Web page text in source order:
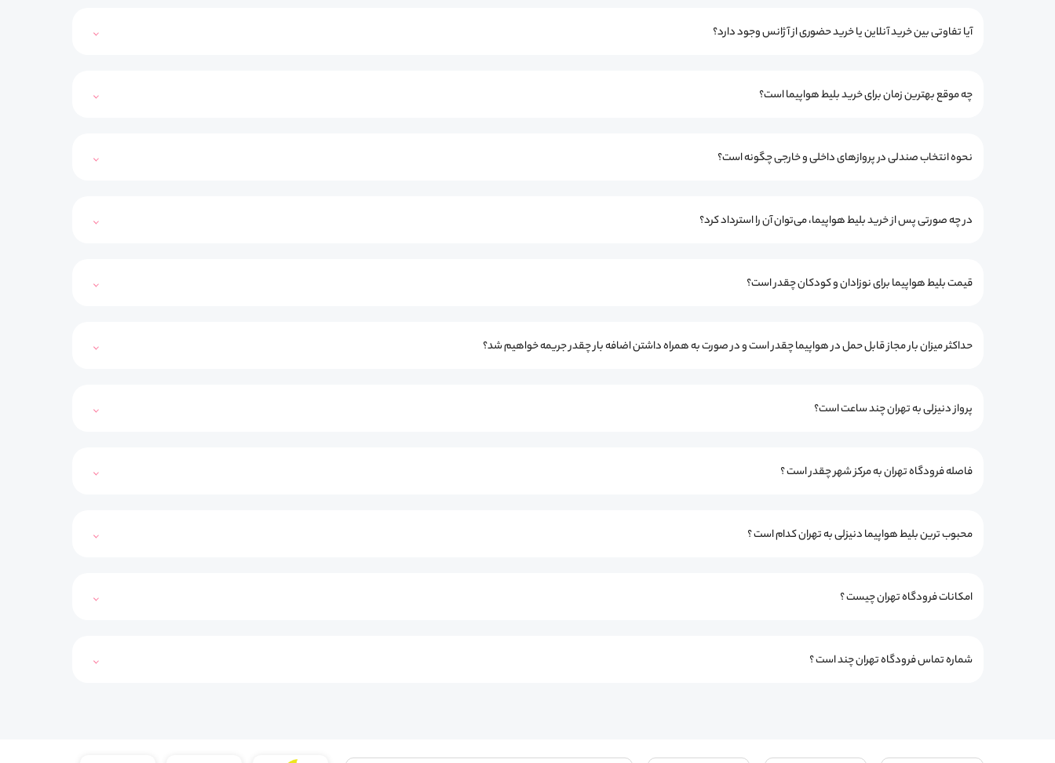
آیا تفاوتی بین خرید آنلاین یا خرید حضوری از آژانس وجود دارد؟
چه موقع بهترین زمان برای خرید بلیط هواپیما است؟
نحوه انتخاب صندلی در پروازهای داخلی و خارجی چگونه است؟
در چه صورتی پس از خرید بلیط هواپیما، می‌توان آن را استرداد کرد؟
قیمت بلیط هواپیما برای نوزادان و کودکان چقدر است؟
حداکثر میزان بار مجاز قابل حمل در هواپیما چقدر است و در صورت به همراه داشتن اضافه بار چقدر جریمه خواهیم شد؟
پرواز دنیزلی به تهران چند ساعت است؟
فاصله فرودگاه تهران به مرکز شهر چقدر است ؟
محبوب ترین بلیط هواپیما دنیزلی به تهران کدام است ؟
امکانات فرودگاه تهران چیست ؟
شماره تماس فرودگاه تهران چند است ؟